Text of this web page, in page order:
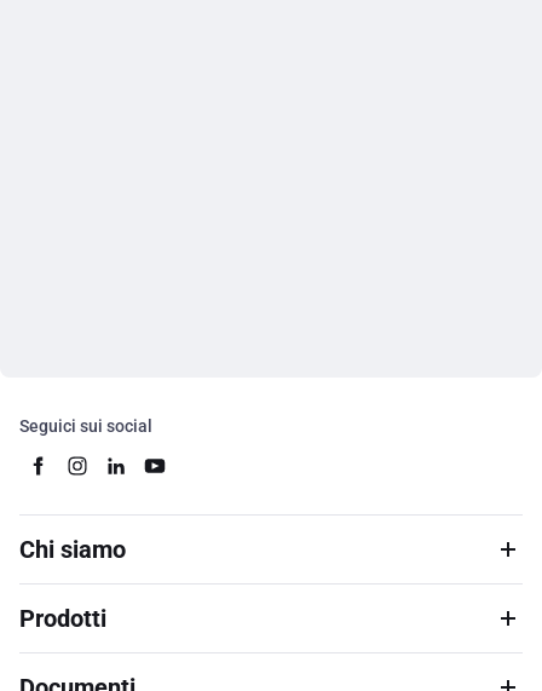
Seguici sui social
Chi siamo
Prodotti